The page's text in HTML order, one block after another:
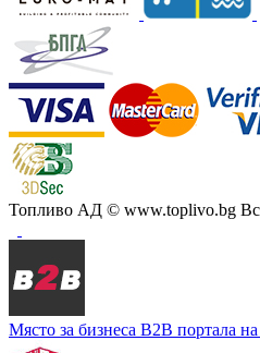
Топливо АД © www.toplivo.bg
Място за бизнеса В2В портала